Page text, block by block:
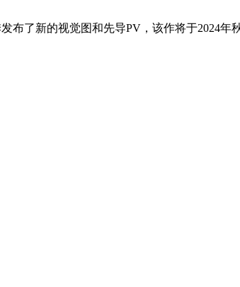
了新的视觉图和先导PV，该作将于2024年